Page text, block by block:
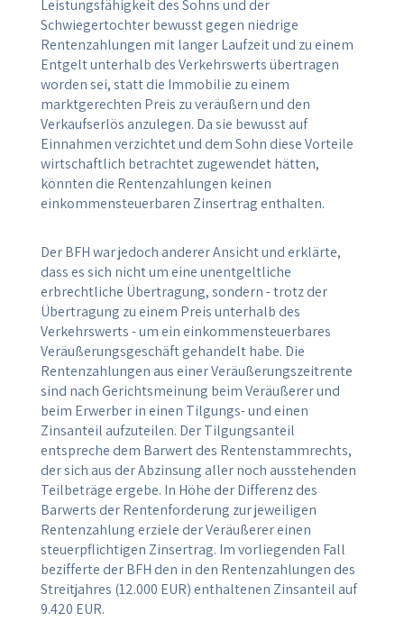
Leistungsfähigkeit des Sohns und der
Schwiegertochter bewusst gegen niedrige
Rentenzahlungen mit langer Laufzeit und zu einem
Entgelt unterhalb des Verkehrswerts übertragen
worden sei, statt die Immobilie zu einem
marktgerechten Preis zu veräußern und den
Verkaufserlös anzulegen. Da sie bewusst auf
Einnahmen verzichtet und dem Sohn diese Vorteile
wirtschaftlich betrachtet zugewendet hätten,
könnten die Rentenzahlungen keinen
einkommensteuerbaren Zinsertrag enthalten.
Der BFH war jedoch anderer Ansicht und erklärte,
dass es sich nicht um eine unentgeltliche
erbrechtliche Übertragung, sondern - trotz der
Übertragung zu einem Preis unterhalb des
Verkehrswerts - um ein einkommensteuerbares
Veräußerungsgeschäft gehandelt habe. Die
Rentenzahlungen aus einer Veräußerungszeitrente
sind nach Gerichtsmeinung beim Veräußerer und
beim Erwerber in einen Tilgungs- und einen
Zinsanteil aufzuteilen. Der Tilgungsanteil
entspreche dem Barwert des Rentenstammrechts,
der sich aus der Abzinsung aller noch ausstehenden
Teilbeträge ergebe. In Höhe der Differenz des
Barwerts der Rentenforderung zur jeweiligen
Rentenzahlung erziele der Veräußerer einen
steuerpflichtigen Zinsertrag. Im vorliegenden Fall
bezifferte der BFH den in den Rentenzahlungen des
Streitjahres (12.000 EUR) enthaltenen Zinsanteil auf
9.420 EUR.